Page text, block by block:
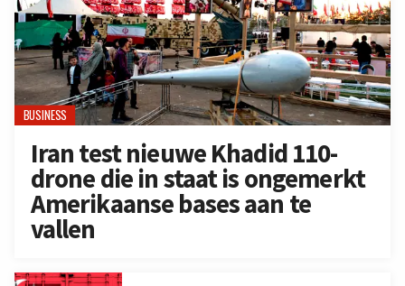
BUSINESS
Iran test nieuwe Khadid 110-
drone die in staat is ongemerkt
Amerikaanse bases aan te
vallen